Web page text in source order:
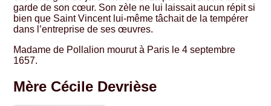
garde de son cœur. Son zèle ne lui laissait aucun répit si
bien que Saint Vincent lui-même tâchait de la tempérer
dans l’entreprise de ses œuvres.
Madame de Pollalion mourut à Paris le 4 septembre
1657.
Mère Cécile Devrièse